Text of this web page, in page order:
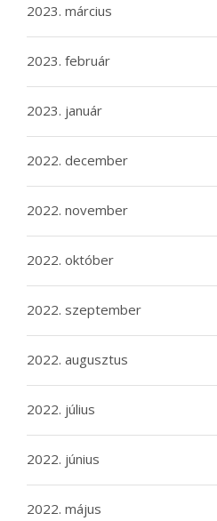
2023. március
2023. február
2023. január
2022. december
2022. november
2022. október
2022. szeptember
2022. augusztus
2022. július
2022. június
2022. május